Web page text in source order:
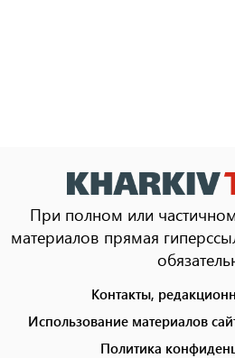
При полном или
материалов прямая
menu
Контакты,
Использование материалов
Политика